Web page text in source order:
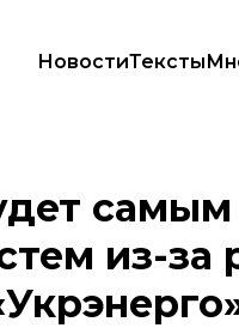
НовостиТексты
энергосистем из-за
из-